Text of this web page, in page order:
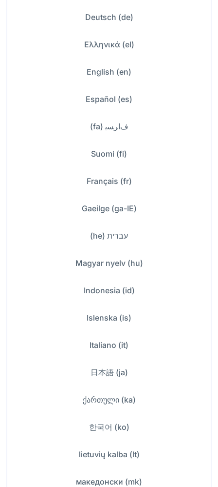
Deutsch (de)
Ελληνικά (el)
English (en)
Español (es)
ﻑﺍﺮﺴﯾ (fa)
Suomi (fi)
Français (fr)
Gaeilge (ga-IE)
עברית (he)
Magyar nyelv (hu)
Indonesia (id)
Islenska (is)
Italiano (it)
日本語 (ja)
ქართული (ka)
한국어 (ko)
lietuvių kalba (lt)
македонски (mk)